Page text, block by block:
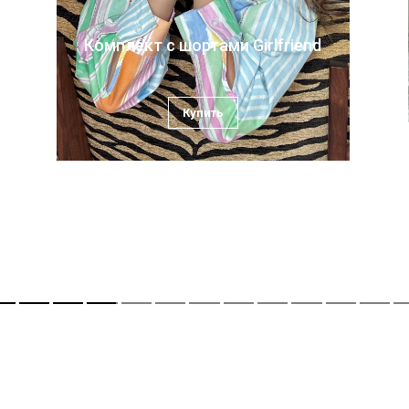
Костюм с брюками Weekend
Lea Mint
Купить